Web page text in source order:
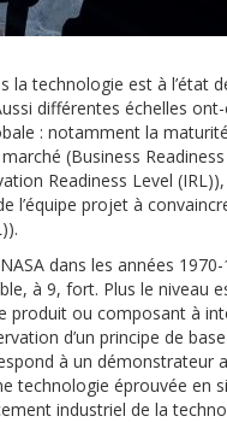
technologie est à l’état
différentes échelles
: notamment la
(Business
Readiness Level
l’équipe projet à
dans les années
à 9, fort. Plus le niveau
produit ou composant à
d’un principe de
à un démonstrateur
technologie éprouvée en
industriel de la